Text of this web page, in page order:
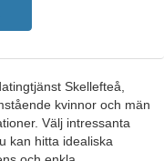
Skellefteå,
kvinnor och män
Välj intressanta
kan hitta idealiska